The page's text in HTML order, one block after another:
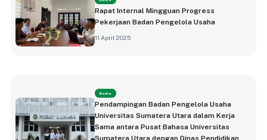
Rapat Internal Mingguan Progress
Pekerjaan Badan Pengelola Usaha
11 April 2025
Berita
Pendampingan Badan Pengelola Usaha
Universitas Sumatera Utara dalam Kerja
Sama antara Pusat Bahasa Universitas
Sumatera Utara dengan Dinas Pendidikan